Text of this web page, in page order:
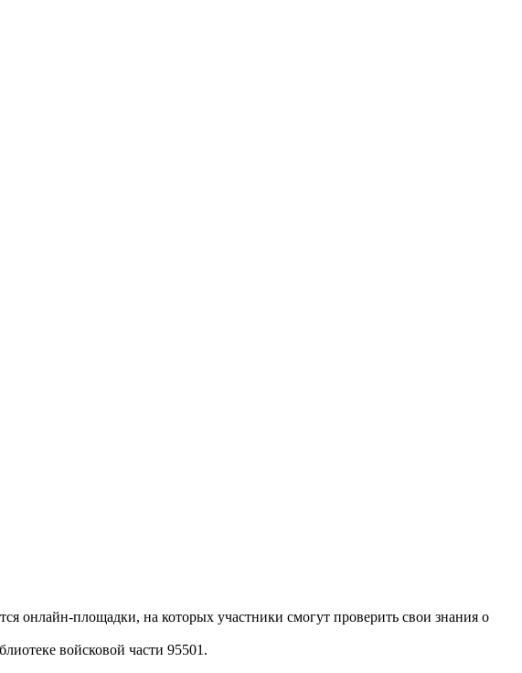
онлайн-площадки, на которых участники смогут проверить свои знания о
войсковой части 95501.